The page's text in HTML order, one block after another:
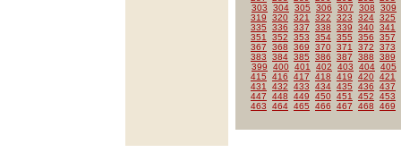
303
304 305 306 307 308
309
319
320 321 322 323 324 325
335
336 337 338 339 340 341
351
352 353 354 355 356
357
367
368 369 370 371 372
373
383
384 385 386 387 388
389
399
400 401 402 403 404 405
415
416 417 418 419 420 421
431
432 433 434 435 436
437
447
448 449 450 451 452
453
463
464 465 466 467 468 469